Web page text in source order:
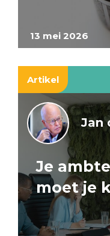
13 mei 2026
Artikel
Jan
Je
moet je